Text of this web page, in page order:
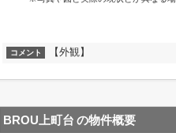
コメント 【外観】
BROU上町台 の物件概要